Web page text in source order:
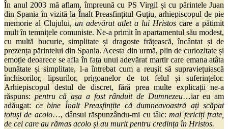
În anul 2003 mă aflam, împreună cu PS Virgil și cu părintele Juan
din Spania în vizită la Înalt Preasfințitul Guțiu, arhiepiscopul de pie
memorie al Clujului, un adevărat atlet a lui Hristos care a pătimit
mult în temnițele comuniste. Ne-a primit în apartamentul său modest,
cu multă bucurie, simplitate și dragoste frățească, încântat și de
prezența părintelui din Spania. Acesta din urmă, plin de curiozitate și
emoție deoarece se afla în fața unui adevărat martir care emana atâta
bunătate și simplitate, l-a întrebat cum a reușit să supraviețuiască
închisorilor, lipsurilor, prigoanelor de tot felul și suferințelor.
Arhiepiscopul destul de discret, fără prea multe explicații ne-a
răspuns: pentru că așa a fost rânduit de Dumnezeu…iar eu am
adăugat: ce bine Înalt Preasfințite că dumneavoastră ați scăpat
totuși de acolo…, dânsul răspunzându-mi cu tâlc:mai fericiți frate,
de cei care au rămas acolo și au murit pentru credința în Hristos.